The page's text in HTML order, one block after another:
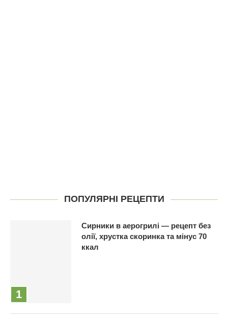
ПОПУЛЯРНІ РЕЦЕПТИ
Сирники в аерогрилі — рецепт без
олії, хрустка скоринка та мінус 70
ккал